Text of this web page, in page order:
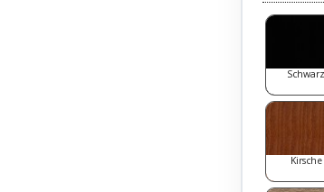
Schwarz
Kirsche